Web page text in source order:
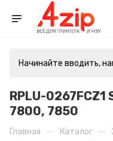
RPLU-0267FCZ1
7800, 7850
Главная — Каталог —